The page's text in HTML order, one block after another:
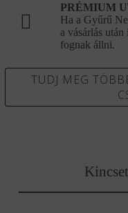
PRÉMIUM
Ha a Gyűrű
a vásárlás
fognak állni.
TUDJ MEG